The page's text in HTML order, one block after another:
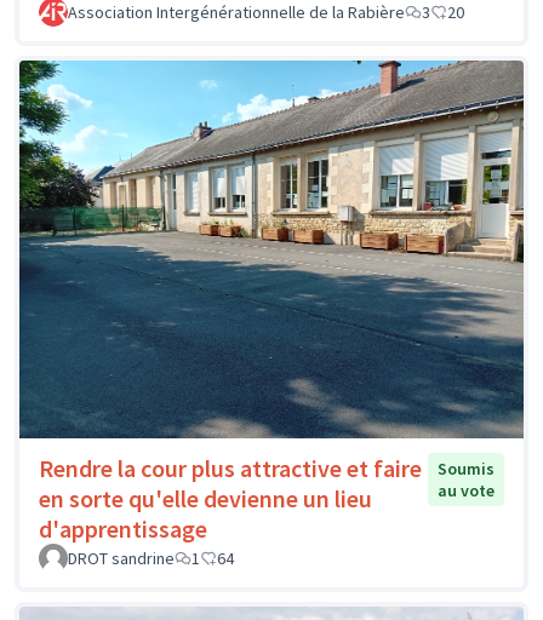
Association Intergénérationnelle de la Rabière
3 20
Rendre la cour plus attractive et faire
en sorte qu'elle devienne un lieu
d'apprentissage
Soumis
au vote
DROT sandrine 1 64